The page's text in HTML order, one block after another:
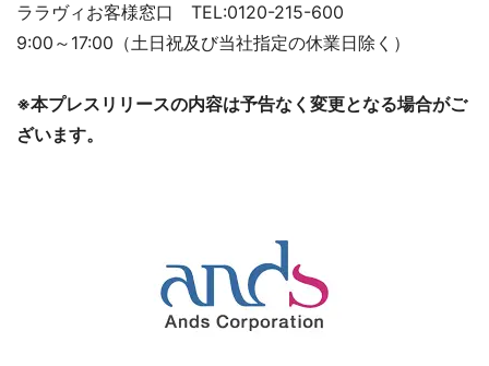
ララヴィお客様窓口 TEL:0120-215-600
9:00～17:00（土日祝及び当社指定の休業日除く）
※本プレスリリースの内容は予告なく変更となる場合がご
ざいます。